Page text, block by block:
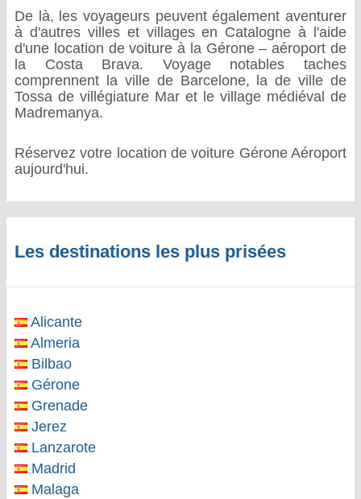
De là, les voyageurs peuvent également aventurer
à d'autres villes et villages en Catalogne à l'aide
d'une location de voiture à la Gérone – aéroport de
la Costa Brava. Voyage notables taches
comprennent la ville de Barcelone, la de ville de
Tossa de villégiature Mar et le village médiéval de
Madremanya.
Réservez votre location de voiture Gérone Aéroport
aujourd'hui.
Les destinations les plus prisées
Alicante
Almeria
Bilbao
Gérone
Grenade
Jerez
Lanzarote
Madrid
Malaga